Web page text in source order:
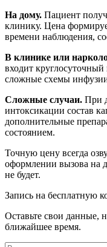
На дому. Пациент
клинику. Цена
времени наблюдения,
В клинике или
входит круглосуточный
сложные схемы
Сложные случаи. При
интоксикации состав
дополнительные
состоянием.
Точную цену всегда
оформлении вызова на
не будет.
Запись на бесплатную
Оставьте свои данные,
ближайшее время.